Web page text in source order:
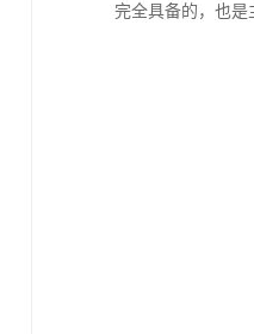
完全具备的，也是